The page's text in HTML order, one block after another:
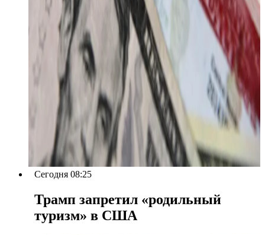
Сегодня 08:25
Трамп запретил «родильный
туризм» в США